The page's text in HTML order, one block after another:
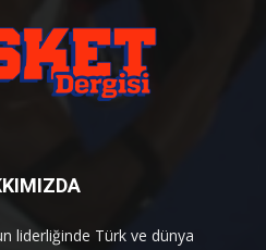
liderliğinde Türk ve dünya